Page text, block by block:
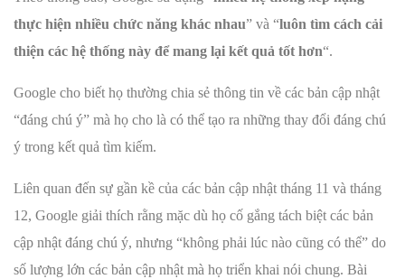
thực hiện nhiều chức năng khác nhau” và “luôn tìm cách cải
thiện các hệ thống này để mang lại kết quả tốt hơn“.
Google cho biết họ thường chia sẻ thông tin về các bản cập nhật
“đáng chú ý” mà họ cho là có thể tạo ra những thay đổi đáng chú
ý trong kết quả tìm kiếm.
Liên quan đến sự gần kề của các bản cập nhật tháng 11 và tháng
12, Google giải thích rằng mặc dù họ cố gắng tách biệt các bản
cập nhật đáng chú ý, nhưng “không phải lúc nào cũng có thể” do
số lượng lớn các bản cập nhật mà họ triển khai nói chung. Bài